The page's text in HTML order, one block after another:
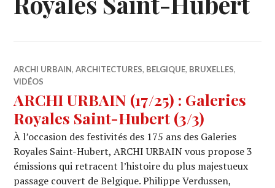
ARCHI URBAIN,ARCHITECTURES, BELGIQUE, BRUXELLES,
VIDÉOS
ARCHI URBAIN (17/25) : Galeries
Royales Saint-Hubert (3/3)
À l’occasion des festivités des 175 ans des Galeries
Royales Saint-Hubert, ARCHI URBAIN vous propose 3
émissions qui retracent l’histoire du plus majestueux
passage couvert de Belgique. Philippe Verdussen,